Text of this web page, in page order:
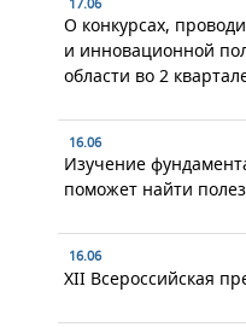
О конкурсах,
и инновационной
области во 2
16.06
Изучение
поможет найти
16.06
XII Всероссийская